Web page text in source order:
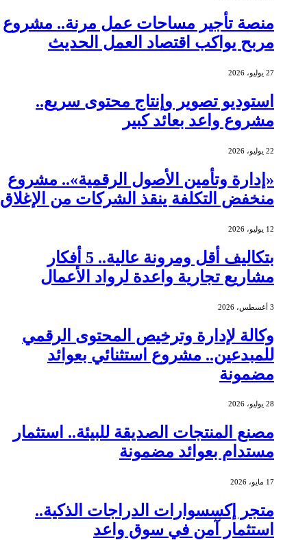
منصة تأجير مساحات عمل مرنة.. مشروع
مربح يواكب اقتصاد العمل الحديث
27 يوليو، 2026
استوديو تصوير وإنتاج محتوى سريع..
مشروع واعد بعائد كبير
22 يوليو، 2026
«إدارة وتأمين الأصول الرقمية».. مشروع
منخفض التكلفة ينقذ الشركات من الإغلاق
12 يوليو، 2026
بتكاليف أقل ومرونة عالية.. 5 أفكار
مشاريع تجارية واعدة لرواد الأعمال
3 أغسطس، 2026
وكالة لإدارة وترخيص المحتوى الرقمي
للمبدعين.. مشروع استثنائي بعوائد
مضمونة
28 يوليو، 2026
مصنع المنتجات الصديقة للبيئة.. استثمار
مستدام بعوائد مضمونة
17 مايو، 2026
متجر إكسسوارات الدراجات الذكية..
استثمار آمن في سوق واعد